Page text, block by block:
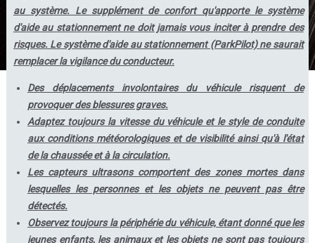
au système. Le supplément de confort qu'apporte le système
d'aide au stationnement ne doit jamais vous inciter à prendre des
risques. Le système d'aide au stationnement (ParkPilot) ne saurait
remplacer la vigilance du conducteur.
Des déplacements involontaires du véhicule risquent de
provoquer des blessures graves.
Adaptez toujours la vitesse du véhicule et le style de conduite
aux conditions météorologiques et de visibilité ainsi qu'à l'état
de la chaussée et à la circulation.
Les capteurs ultrasons comportent des zones mortes dans
lesquelles les personnes et les objets ne peuvent pas être
détectés.
Observez toujours la périphérie du véhicule, étant donné que les
jeunes enfants, les animaux et les objets ne sont pas toujours